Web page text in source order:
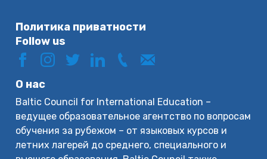
Политика приватности
Follow us
О нас
Baltic Council for International Education –
ведущее образовательное агентство по вопросам
обучения за рубежом – от языковых курсов и
летних лагерей до среднего, специального и